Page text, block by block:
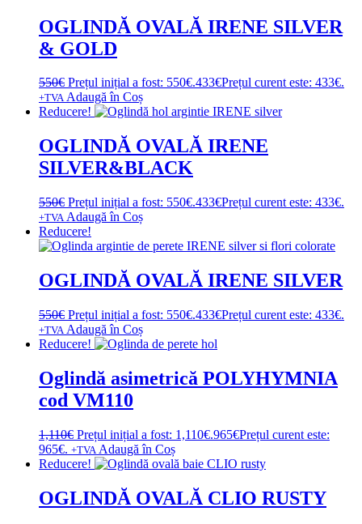
OGLINDĂ OVALĂ IRENE SILVER
& GOLD
550€ Prețul inițial a fost: 550€.433€Prețul curent este: 433€.
+TVA Adaugă în Coș
Reducere!
OGLINDĂ OVALĂ IRENE
SILVER&BLACK
550€ Prețul inițial a fost: 550€.433€Prețul curent este: 433€.
+TVA Adaugă în Coș
Reducere!
OGLINDĂ OVALĂ IRENE SILVER
550€ Prețul inițial a fost: 550€.433€Prețul curent este: 433€.
+TVA Adaugă în Coș
Reducere!
Oglindă asimetrică POLYHYMNIA
cod VM110
1,110€ Prețul inițial a fost: 1,110€.965€Prețul curent este:
965€. +TVA Adaugă în Coș
Reducere!
OGLINDĂ OVALĂ CLIO RUSTY